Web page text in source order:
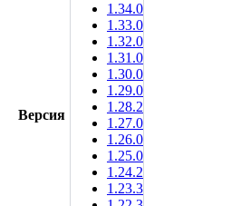
Версия
1.34.0
1.33.0
1.32.0
1.31.0
1.30.0
1.29.0
1.28.2
1.27.0
1.26.0
1.25.0
1.24.2
1.23.3